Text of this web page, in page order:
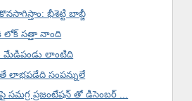
భీశెట్టి బాబ్జీ
లోక్ సత్తా నాంది
మేడిపండు లాంటిది
లాభపడేది సంపన్నులే
సమగ్ర ప్రజంటేషన్ తో డిసెంబర్ ...